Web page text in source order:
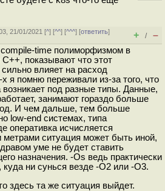
21/01/2021 [^] [^^] [^^^] [ответить]
+ / –
time полиморфизмом в
показывают что этот
влияет на расход
я помню переживали из-за того, что
возникает под разные типы. Данные,
занимают гораздо больше
И чем дальше, тем больше
low-end системах, типа
оперативка исчисляется
метрами ситуация может быть иной,
уме не будет ставить
назначения. -Os ведь практически
куда ни сунься везде -O2 или -O3.
здесь та же ситуация выйдет.